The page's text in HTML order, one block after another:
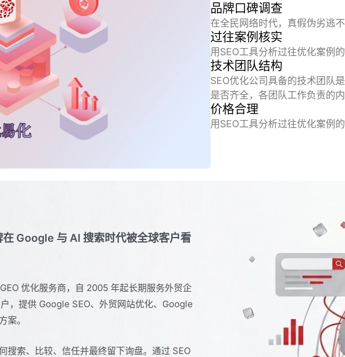
品牌口碑调查
在全民网络时代，真假伪劣逃
过往案例核实
用SEO工具分析过往优化案例
技术团队结构
SEO优化公司具备的技术团队
是否齐全，各团队工作负责的
价格合理
用SEO工具分析过往优化案例
Google 与 AI 搜索时代被全球客户看
优化服务商，自 2005 年起长期服务外贸企
，提供 Google SEO、外贸网站优化、Google
案。
搜索、比较、信任并最终留下询盘。通过 SEO